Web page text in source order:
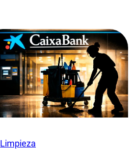
Limpieza